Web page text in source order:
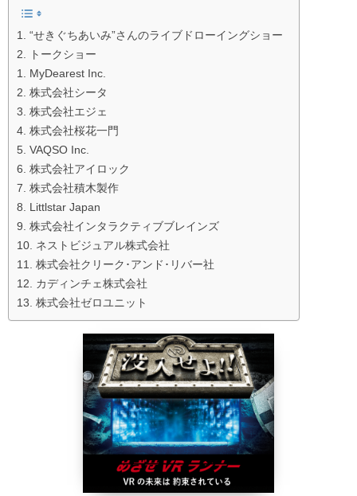
1. “せきぐちあいみ”さんのライブドローイングショー
2. トークショー
1. MyDearest Inc.
2. 株式会社シータ
3. 株式会社エジェ
4. 株式会社桜花一門
5. VAQSO Inc.
6. 株式会社アイロック
7. 株式会社積木製作
8. Littlstar Japan
9. 株式会社インタラクティブブレインズ
10. ネストビジュアル株式会社
11. 株式会社クリーク･アンド･リバー社
12. カディンチェ株式会社
13. 株式会社ゼロユニット